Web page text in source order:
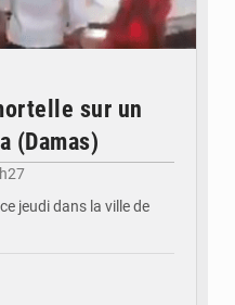
sur un
(Damas)
jeudi dans la ville de